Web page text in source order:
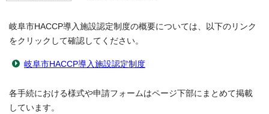
岐阜市HACCP導入施設認定制度の概要については、以下のリンク
をクリックして確認してください。
岐阜市HACCP導入施設認定制度
各手続における様式や申請フォームはページ下部にまとめて掲載
しています。